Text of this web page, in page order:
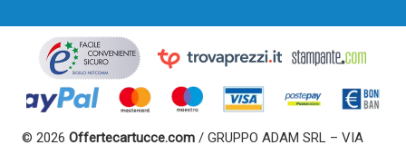
© 2026 Offertecartucce.com / GRUPPO ADAM SRL – VIA